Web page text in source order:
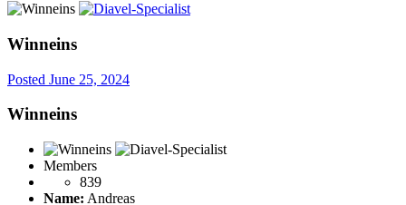
Winneins
Posted June 25, 2024
Winneins
Members
839
Name: Andreas